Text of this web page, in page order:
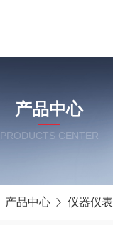
产品中心
PRODUCTS CENTER
产品中心 仪器仪表